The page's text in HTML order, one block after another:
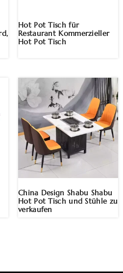
Hot Pot Tisch für
Restaurant Kommerzieller
Hot Pot Tisch
China Design Shabu Shabu
Hot Pot Tisch und Stühle zu
verkaufen